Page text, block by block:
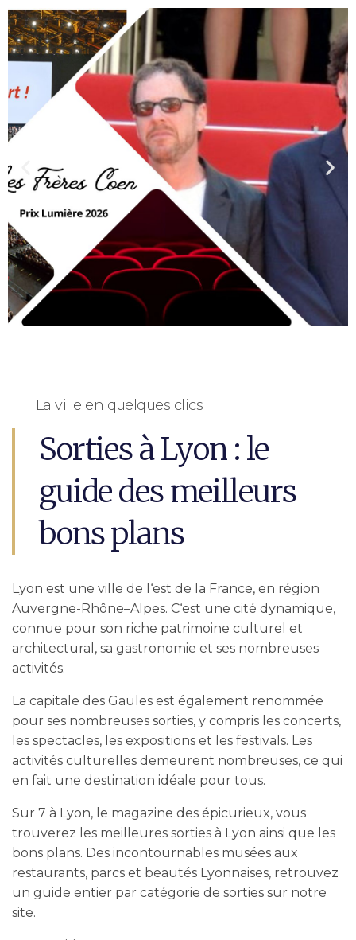
La ville en quelques clics !
Sorties à Lyon : le
guide des meilleurs
bons plans
Lyon est une ville de l‘est de la France, en région
Auvergne-Rhône–Alpes. C‘est une cité dynamique,
connue pour son riche patrimoine culturel et
architectural, sa gastronomie et ses nombreuses
activités.
La capitale des Gaules est également renommée
pour ses nombreuses sorties, y compris les concerts,
les spectacles, les expositions et les festivals. Les
activités culturelles demeurent nombreuses, ce qui
en fait une destination idéale pour tous.
Sur 7 à Lyon, le magazine des épicurieux, vous
trouverez les meilleures sorties à Lyon ainsi que les
bons plans. Des incontournables musées aux
restaurants, parcs et beautés Lyonnaises, retrouvez
un guide entier par catégorie de sorties sur notre
site.